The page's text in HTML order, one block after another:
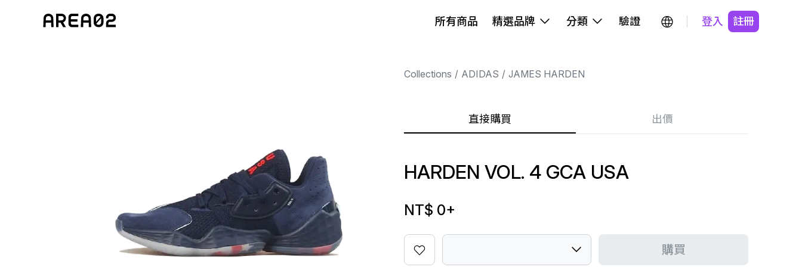
所有商品 精選品牌 分類 驗證 登入 註冊
Collections ADIDAS JAMES HARDEN
直接購買 出價
HARDEN VOL. 4 GCA USA
NT$ 0+
購買